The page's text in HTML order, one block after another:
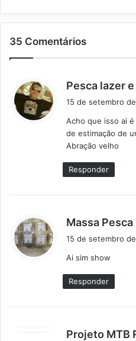
35 Comentários
Pesca lazer
15 de setembro
Acho que isso ai
de estimação de
Abração velho
Responder
Massa Pesca
15 de setembro
Ai sim show
Responder
Projeto MTB